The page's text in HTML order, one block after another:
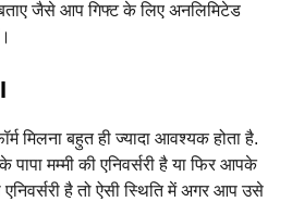
जैसे आप गिफ्ट के लिए अनलिमिटेड
मिलना बहुत ही ज्यादा आवश्यक होता है.
मम्मी की एनिवर्सरी है या फिर आपके
है तो ऐसी स्थिति में अगर आप उसे